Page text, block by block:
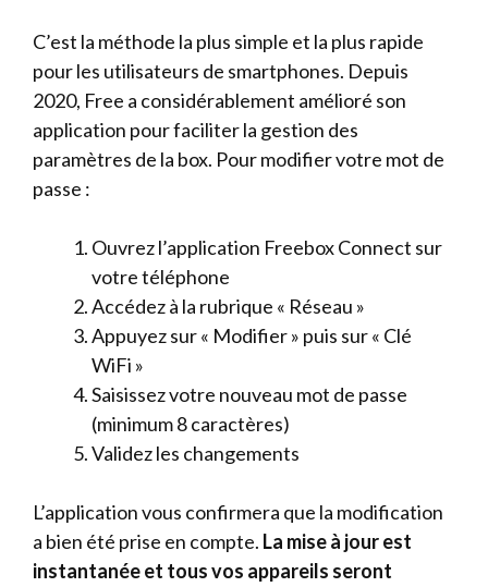
C’est la méthode la plus simple et la plus rapide
pour les utilisateurs de smartphones. Depuis
2020, Free a considérablement amélioré son
application pour faciliter la gestion des
paramètres de la box. Pour modifier votre mot de
passe :
Ouvrez l’application Freebox Connect sur
votre téléphone
Accédez à la rubrique « Réseau »
Appuyez sur « Modifier » puis sur « Clé
WiFi »
Saisissez votre nouveau mot de passe
(minimum 8 caractères)
Validez les changements
L’application vous confirmera que la modification
a bien été prise en compte. La mise à jour est
instantanée et tous vos appareils seront